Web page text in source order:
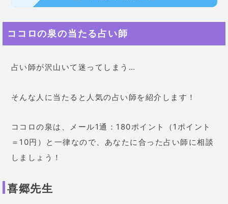
ココロの泉の当たる占い師
占い師が沢山いて迷ってしまう…
そんな人に当たると人気の占い師を紹介します！
ココロの泉は、メール1通：180ポイント（1ポイント
＝10円）と一律なので、あなたに合った占い師に相談
しましょう！
喜郷先生